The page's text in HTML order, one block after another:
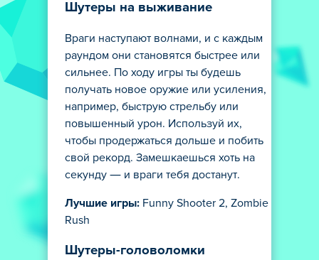
Шутеры на выживание
Враги наступают волнами, и с каждым
раундом они становятся быстрее или
сильнее. По ходу игры ты будешь
получать новое оружие или усиления,
например, быструю стрельбу или
повышенный урон. Используй их,
чтобы продержаться дольше и побить
свой рекорд. Замешкаешься хоть на
секунду — и враги тебя достанут.
Лучшие игры: Funny Shooter 2, Zombie
Rush
Шутеры-головоломки